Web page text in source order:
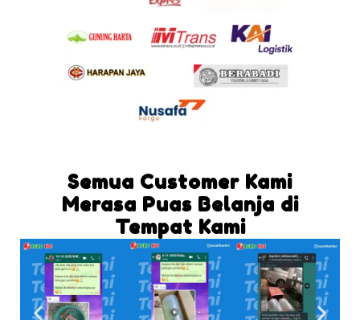
Semua Customer Kami
Merasa Puas Belanja di
Tempat Kami